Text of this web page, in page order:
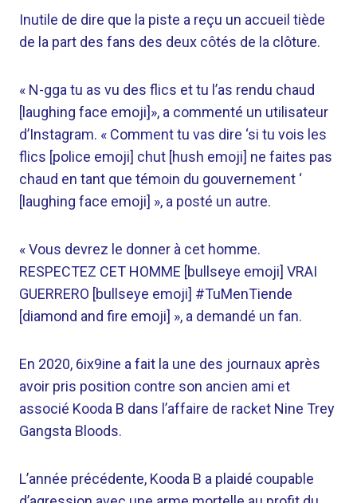
Inutile de dire que la piste a reçu un accueil tiède
de la part des fans des deux côtés de la clôture.
« N-gga tu as vu des flics et tu l’as rendu chaud
[laughing face emoji]», a commenté un utilisateur
d’Instagram. « Comment tu vas dire ‘si tu vois les
flics [police emoji] chut [hush emoji] ne faites pas
chaud en tant que témoin du gouvernement ‘
[laughing face emoji] », a posté un autre.
« Vous devrez le donner à cet homme.
RESPECTEZ CET HOMME [bullseye emoji] VRAI
GUERRERO [bullseye emoji] #TuMenTiende
[diamond and fire emoji] », a demandé un fan.
En 2020, 6ix9ine a fait la une des journaux après
avoir pris position contre son ancien ami et
associé Kooda B dans l’affaire de racket Nine Trey
Gangsta Bloods.
L’année précédente, Kooda B a plaidé coupable